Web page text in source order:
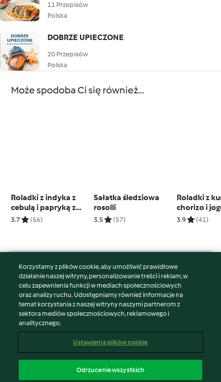
11 Przepisów
Polska
DOBRZE UPIECZONE
20 Przepisów
Polska
Może spodoba Ci się również...
Roladki z indyka z
cebulą i papryką z
batatami i brokułem,
3.7 (56)
Sałatka śledziowa
rosolli
3.5 (57)
Roladki z
chorizo i
sosem curry
3.9 (41)
© Copyright 2026
Warunki korzystania
Polityka prywatności
Disclaimer
Znak wydawcy
Zgłoś treść
Oświadczenie o dostępności
Korzystamy z plików cookie, aby umożliwić prawidłowe
działanie naszej witryny, personalizowanie treści i reklam, w
celu zapewnienia funkcji w mediach społecznościowych
oraz analizy ruchu. Udostępniamy również informacje na
temat korzystania z naszej witryny naszymi partnerom z
sektora mediów społecznościowych, reklamowego i
analitycznego.
Ustawienia plików cookie
Odrzucenie wszystkich